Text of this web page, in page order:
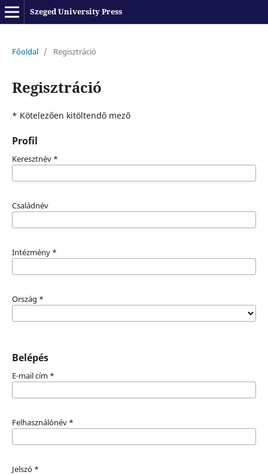
Szeged University Press
Főoldal / Regisztráció
Regisztráció
* Kötelezően kitöltendő mező
Profil
Keresztnév *
Családnév
Intézmény *
Ország *
Belépés
E-mail cím *
Felhasználónév *
Jelszó *